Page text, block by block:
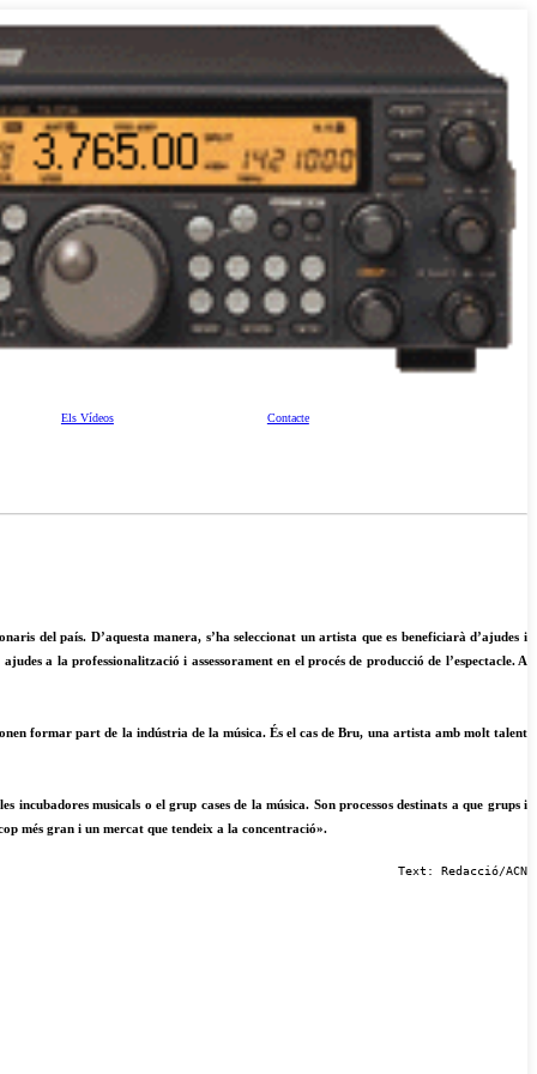
Els Vídeos Contacte
del país. D’aquesta manera, s’ha seleccionat un artista que es beneficiarà d’ajudes i
a la professionalització i assessorament en el procés de producció de l’espectacle. A
formar part de la indústria de la música. És el cas de Bru, una artista amb molt talent
musicals o el grup cases de la música. Son processos destinats a que grups i
més gran i un mercat que tendeix a la concentració».
Text: Redacció/ACN